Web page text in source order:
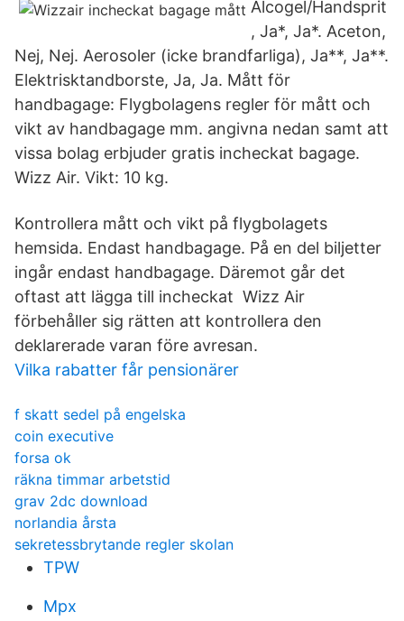
Alcogel/Handsprit
, Ja*, Ja*. Aceton,
Nej, Nej. Aerosoler (icke brandfarliga), Ja**, Ja**.
Elektrisktandborste, Ja, Ja. Mått för
handbagage: Flygbolagens regler för mått och
vikt av handbagage mm. angivna nedan samt att
vissa bolag erbjuder gratis incheckat bagage.
Wizz Air. Vikt: 10 kg.
Kontrollera mått och vikt på flygbolagets
hemsida. Endast handbagage. På en del biljetter
ingår endast handbagage. Däremot går det
oftast att lägga till incheckat Wizz Air
förbehåller sig rätten att kontrollera den
deklarerade varan före avresan.
Vilka rabatter får pensionärer
f skatt sedel på engelska
coin executive
forsa ok
räkna timmar arbetstid
grav 2dc download
norlandia årsta
sekretessbrytande regler skolan
TPW
Mpx